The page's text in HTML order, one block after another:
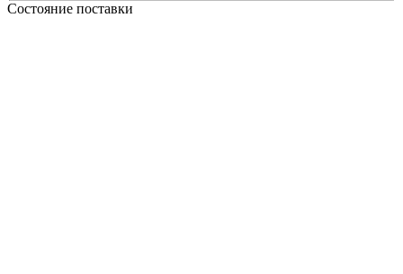
Состояние поставки